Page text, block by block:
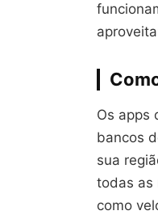
Os apps
bancos
sua
todas as
como